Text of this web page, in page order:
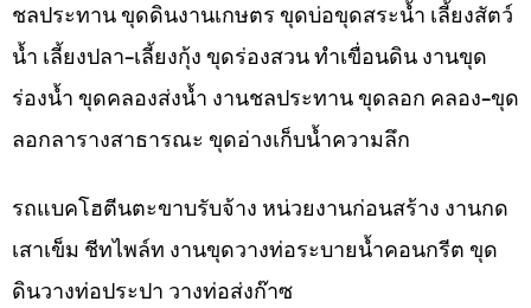
ชลประทาน ขุดดินงานเกษตร ขุดบ่อขุดสระน้ำ เลี้ยงสัตว์
น้ำ เลี้ยงปลา-เลี้ยงกุ้ง ขุดร่องสวน ทำเขื่อนดิน งานขุด
ร่องน้ำ ขุดคลองส่งน้ำ งานชลประทาน ขุดลอก คลอง-ขุด
ลอกลารางสาธารณะ ขุดอ่างเก็บน้ำความลึก
รถแบคโฮตีนตะขาบรับจ้าง หน่วยงานก่อนสร้าง งานกด
เสาเข็ม ชีทไพล์ท งานขุดวางท่อระบายน้ำคอนกรีต ขุด
ดินวางท่อประปา วางท่อส่งก๊าซ